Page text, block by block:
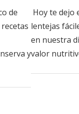
de
y
Hoy te dejo
lentejas
en nuestra
valor